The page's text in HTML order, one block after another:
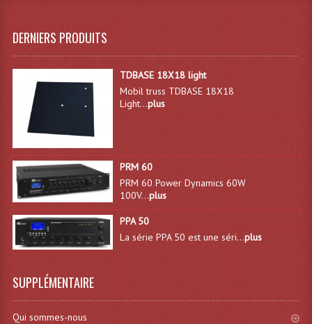
Changeurs De Couleurs
Effets LASERS
Lasers (Effets Volumetriques)
Lasers D'extérieur Multi-Points
Effets Lumineux À Leds
DERNIERS PRODUITS
TDBASE 18X18 light
Mobil truss TDBASE 18X18
Light...plus
PRM 60
PRM 60 Power Dynamics 60W
100V...plus
PPA 50
La série PPA 50 est une séri...plus
SUPPLÉMENTAIRE
Qui sommes-nous